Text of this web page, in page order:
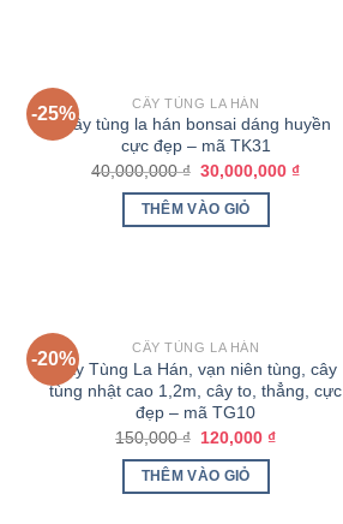
-25%
CÂY TÙNG LA HÁN
Cây tùng la hán bonsai dáng huyền
cực đẹp – mã TK31
40,000,000₫ 30,000,000 ₫
THÊM VÀO GIỎ
-20%
CÂY TÙNG LA HÁN
Cây Tùng La Hán, vạn niên tùng, cây
tùng nhật cao 1,2m, cây to, thẳng, cực
đẹp – mã TG10
150,000₫ 120,000 ₫
THÊM VÀO GIỎ